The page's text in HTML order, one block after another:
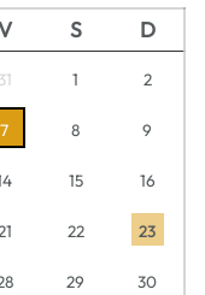
S D
31 1 2
7 8 9
15 16
22 23
29 30